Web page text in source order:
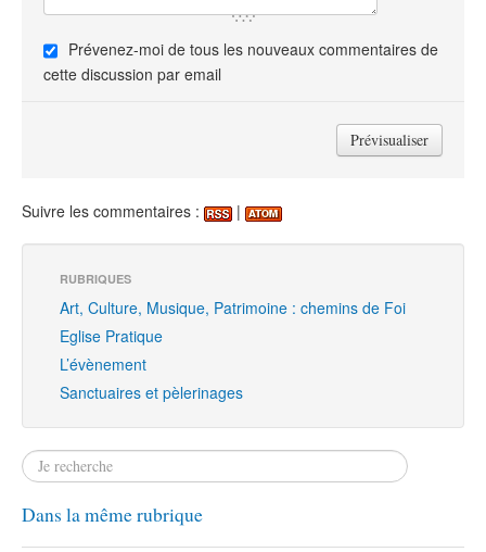
Prévenez-moi de tous les nouveaux commentaires de
cette discussion par email
Suivre les commentaires : |
RUBRIQUES
Art, Culture, Musique, Patrimoine : chemins de Foi
Eglise Pratique
L’évènement
Sanctuaires et pèlerinages
Dans la même rubrique